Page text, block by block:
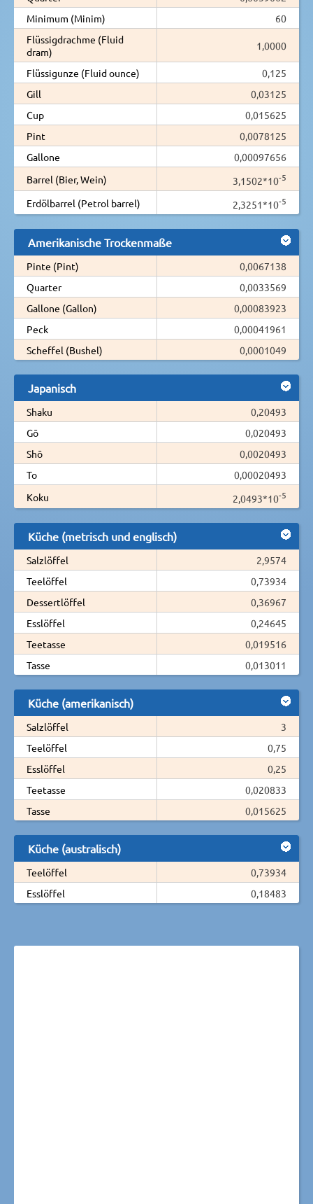
Minimum (Minim)
60
Flüssigdrachme (Fluid
dram)
1,0000
Flüssigunze (Fluid ounce)
0,125
Gill
0,03125
Cup
0,015625
Pint
0,0078125
Gallone
0,00097656
Barrel (Bier, Wein)
3,1502*10-5
Erdölbarrel (Petrol barrel) 2,3251*10-5
Amerikanische Trockenmaße
Pinte (Pint)
0,0067138
Quarter
0,0033569
Gallone (Gallon)
0,00083923
Peck
0,00041961
Scheffel (Bushel)
0,0001049
Japanisch
Shaku
0,20493
Gō
0,020493
Shō
0,0020493
To
0,00020493
Koku
2,0493*10-5
Küche (metrisch und englisch)
Salzlöffel
2,9574
Teelöffel
0,73934
Dessertlöffel
0,36967
Esslöffel
0,24645
Teetasse
0,019516
Tasse
0,013011
Küche (amerikanisch)
Salzlöffel
3
Teelöffel
0,75
Esslöffel
0,25
Teetasse
0,020833
Tasse
0,015625
Küche (australisch)
Teelöffel
0,73934
Esslöffel
0,18483